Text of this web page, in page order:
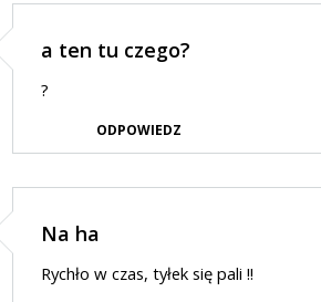
a ten tu czego?
?
ODPOWIEDZ
Na ha
Rychło w czas, tyłek się pali !!